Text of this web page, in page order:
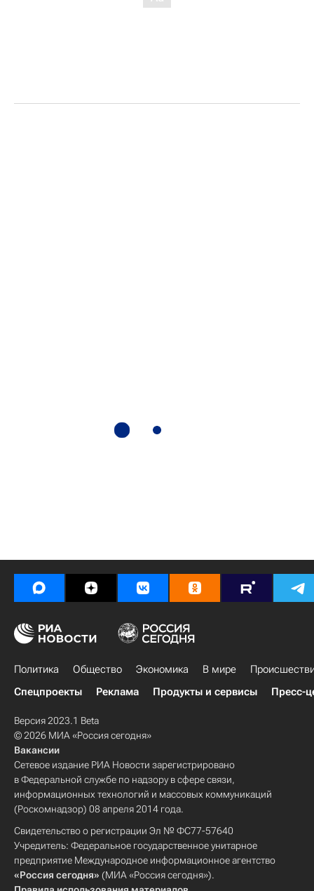
Политика Общество Экономика В мире
Спецпроекты
Реклама Продукты и сервисы Пресс-
Версия 2023.1 Beta
© 2026 МИА «Россия сегодня»
Вакансии
Сетевое издание РИА Новости зарегистрировано
в Федеральной службе по надзору в сфере связи,
информационных технологий и массовых коммуникаций
(Роскомнадзор) 08 апреля 2014 года.
Свидетельство о регистрации Эл № ФС77-57640
Учредитель: Федеральное государственное унитарное
предприятие Международное информационное агентство
«Россия сегодня» (МИА «Россия сегодня»).